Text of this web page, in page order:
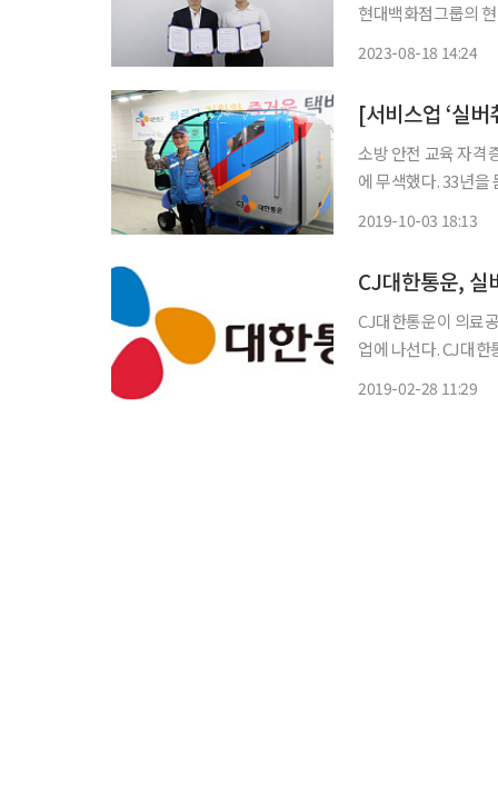
현대백화점그룹의
2023-08-18 14:24
소방 안전 교육 자격
에 무색했다. 33년
2019-10-03 18:13
CJ대한통운, 실
CJ대한통운이 의료
업에 나선다. CJ대한통운은 28일 경기도 수원시 장안구에 위치한 아주편한병원에서 고용노
2019-02-28 11:29